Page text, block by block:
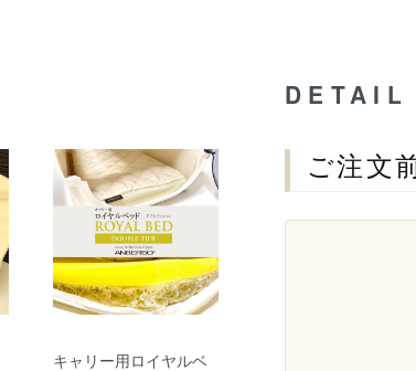
DETAIL
ご注文
キャリー用ロイヤルベ